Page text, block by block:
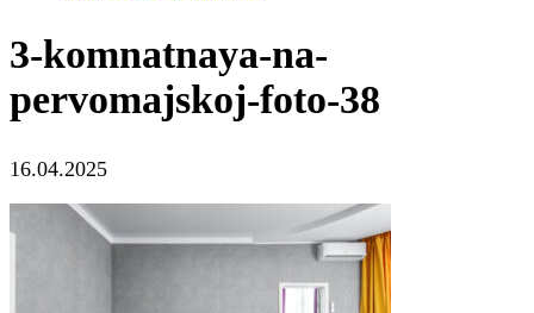
3-komnatnaya-na-
pervomajskoj-foto-38
16.04.2025